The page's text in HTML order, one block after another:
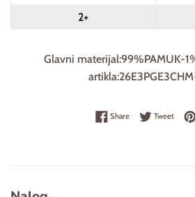
2+
Glavni materijal:99%PAMUK-
ShareShare on Facebook
TweetTweet